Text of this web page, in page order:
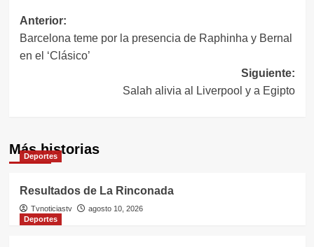
Navegación
de
Anterior:
Barcelona teme por la presencia de Raphinha y Bernal
en el ‘Clásico’
Siguiente:
Salah alivia al Liverpool y a Egipto
Más historias
Deportes
Resultados de La Rinconada
Tvnoticiastv
agosto 10, 2026
Deportes